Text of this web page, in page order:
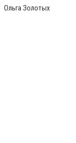
Ольга Золотых